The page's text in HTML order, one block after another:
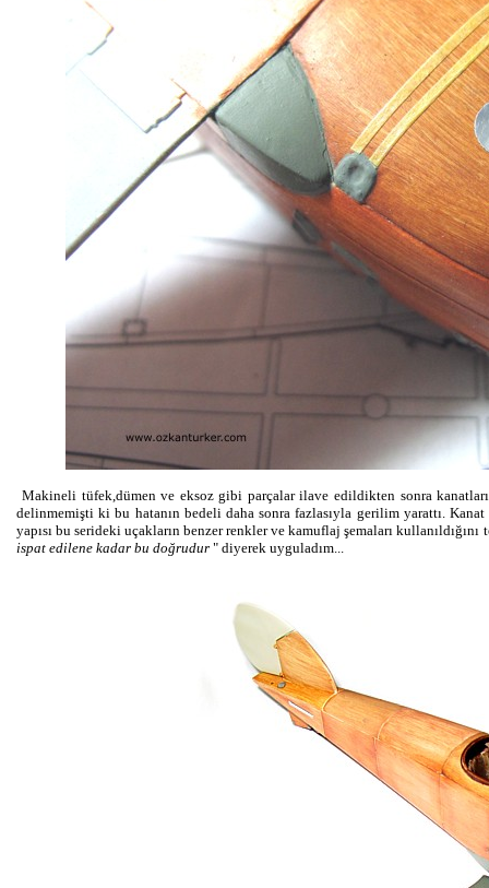
Makineli tüfek,dümen ve eksoz gibi parçalar ilave edildikten sonra
delinmemişti ki bu hatanın bedeli daha sonra fazlasıyla gerilim yarattı.
yapısı bu serideki uçakların benzer renkler ve kamuflaj şemaları
ispat edilene kadar bu doğrudur " diyerek uyguladım...